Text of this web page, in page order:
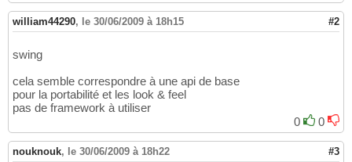
william44290, le 30/06/2009 à 18h15 #2
swing
cela semble correspondre à une api de base
pour la portabilité et les look & feel
pas de framework à utiliser
0
0
nouknouk, le 30/06/2009 à 18h22 #3